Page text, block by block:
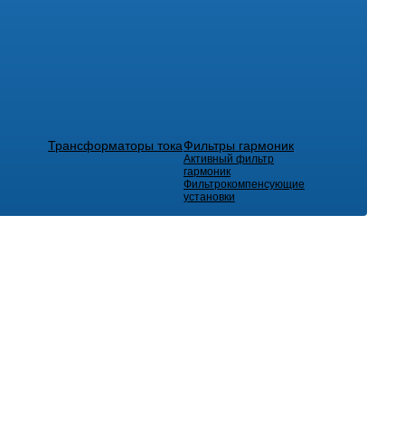
Трансформаторы токаФильтры гармоник
Активный фильтр
гармоник
Фильтрокомпенсующие
установки